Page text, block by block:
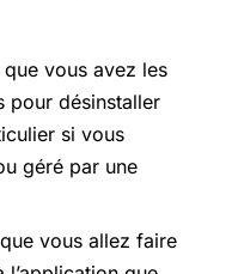
vous avez les
pour désinstaller
si vous
géré par une
vous allez faire